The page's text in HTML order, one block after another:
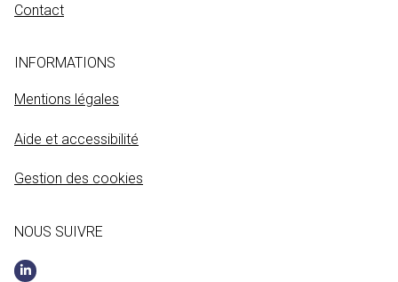
Contact
INFORMATIONS
Mentions légales
Aide et accessibilité
Gestion des cookies
NOUS SUIVRE